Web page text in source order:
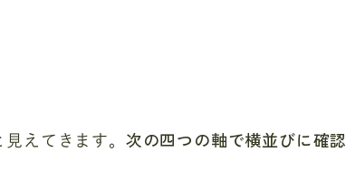
えてきます。 次の四つの軸で横並びに確認